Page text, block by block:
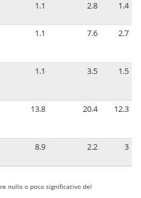
1.1 2.8 1.4
1.1 7.6 2.7
1.1 3.5 1.5
13.8 20.4 12.3
8.9 2.2 3
nullo o poco significativo del